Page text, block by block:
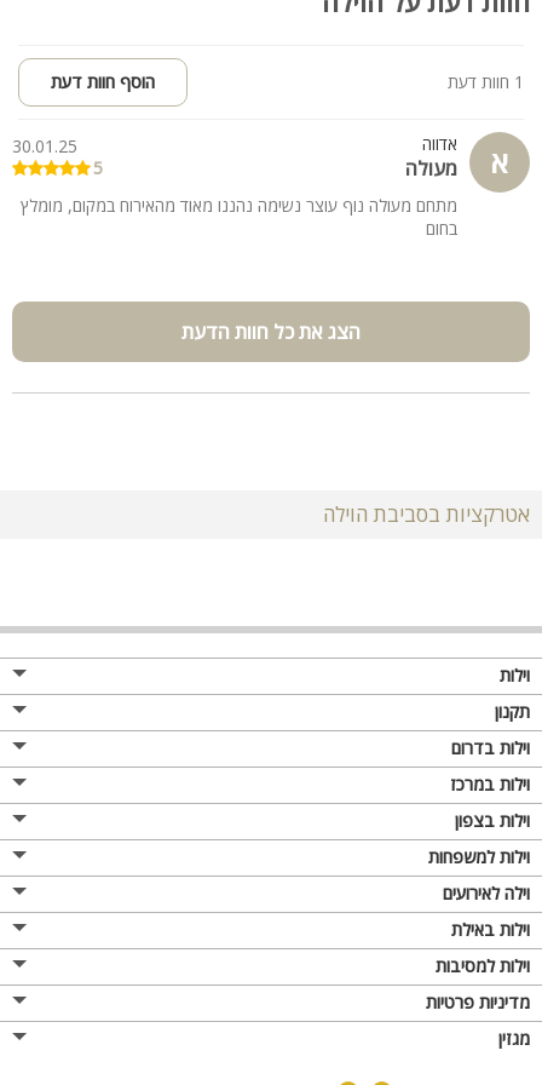
מיטות שיזוף
תאורה לילית מרהיבה
קהל יעד:
האירוח במתחם מתאים לנופש משפחות, קבוצות, שבתות חתן, ימי
הולדת, רווקות סולידי, ימי כיף וגיבוש
1 חוות דעת הוסף חוות דעת
א אדווה
מעולה
30.01.25
5
מתחם מעולה נוף עוצר נשימה נהננו מאוד מהאירוח במקום, מומלץ
בחום
הצג את כל חוות הדעת
אטרקציות בסביבת הוילה
וילות
תקנון
וילות בדרום
וילות במרכז
וילות בצפון
וילות למשפחות
וילה לאירועים
וילות באילת
וילות למסיבות
מדיניות פרטיות
מגזין